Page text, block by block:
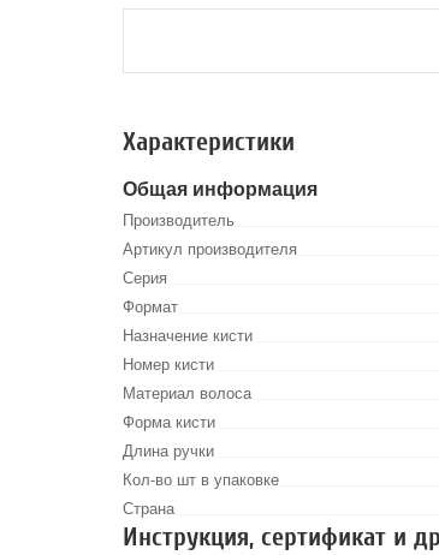
Характеристики
Общая информация
Производитель
Артикул производителя
Серия
Формат
Назначение кисти
Номер кисти
Материал волоса
Форма кисти
Длина ручки
Кол-во шт в упаковке
Страна
Инструкция, сертификат и